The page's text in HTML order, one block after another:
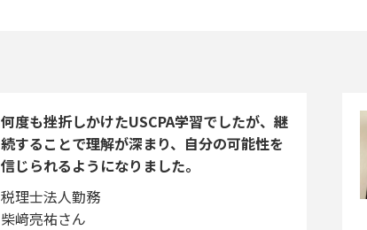
何度も挫折しかけたUSCPA学習でしたが、継
続することで理解が深まり、自分の可能性を
信じられるようになりました。
税理士法人勤務
柴﨑亮祐さん